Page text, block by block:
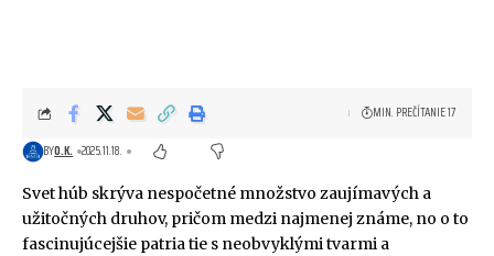
BYO.K. 2025.11.18.
MIN. PREČÍTANIE 17
Svet húb skrýva nespočetné množstvo zaujímavých a
užitočných druhov, pričom medzi najmenej známe, no o to
fascinujúcejšie patria tie s neobvyklými tvarmi a